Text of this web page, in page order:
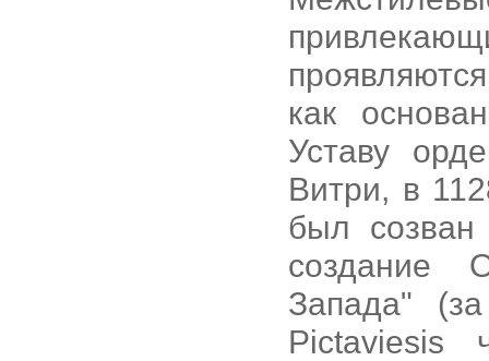
как
Уставу
Витри, в
был
создание
Запада"
Pictaviesis